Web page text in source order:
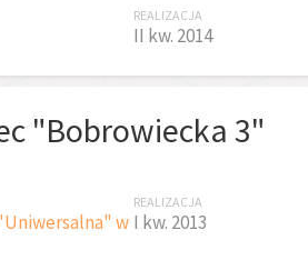
REALIZACJA
II kw. 2014
"Bobrowiecka 3"
w
REALIZACJA
I kw. 2013